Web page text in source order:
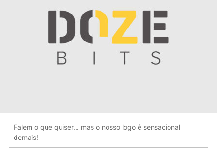
Falem o que quiser... mas o nosso logo é sensacional
demais!